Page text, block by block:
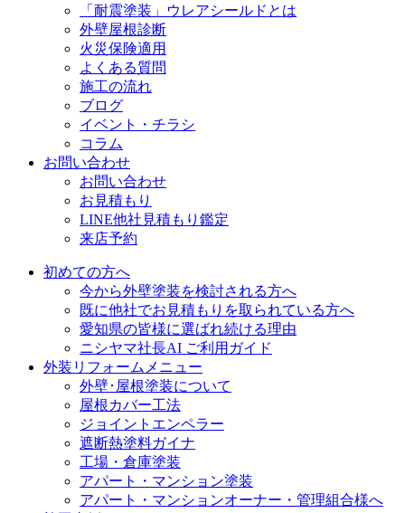
「耐震塗装」ウレアシールドとは
外壁屋根診断
火災保険適用
よくある質問
施工の流れ
ブログ
イベント・チラシ
コラム
お問い合わせ
お問い合わせ
お見積もり
LINE他社見積もり鑑定
来店予約
初めての方へ
今から外壁塗装を検討される方へ
既に他社でお見積もりを取られている方へ
愛知県の皆様に選ばれ続ける理由
ニシヤマ社長AI ご利用ガイド
外装リフォームメニュー
外壁･屋根塗装について
屋根カバー工法
ジョイントエンペラー
遮断熱塗料ガイナ
工場・倉庫塗装
アパート・マンション塗装
アパート・マンションオーナー・管理組合様へ